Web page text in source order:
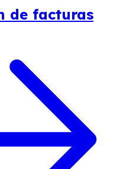
de facturas